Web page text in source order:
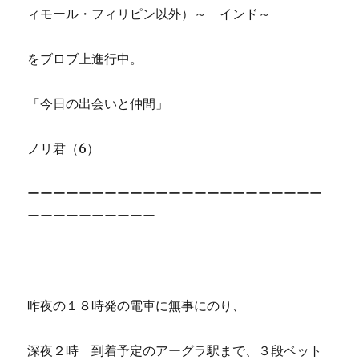
ィモール・フィリピン以外）～ インド～
をブロブ上進行中。
「今日の出会いと仲間」
ノリ君（6）
ーーーーーーーーーーーーーーーーーーーーーーー
ーーーーーーーーーー
昨夜の１８時発の電車に無事にのり、
深夜２時 到着予定のアーグラ駅まで、３段ベット